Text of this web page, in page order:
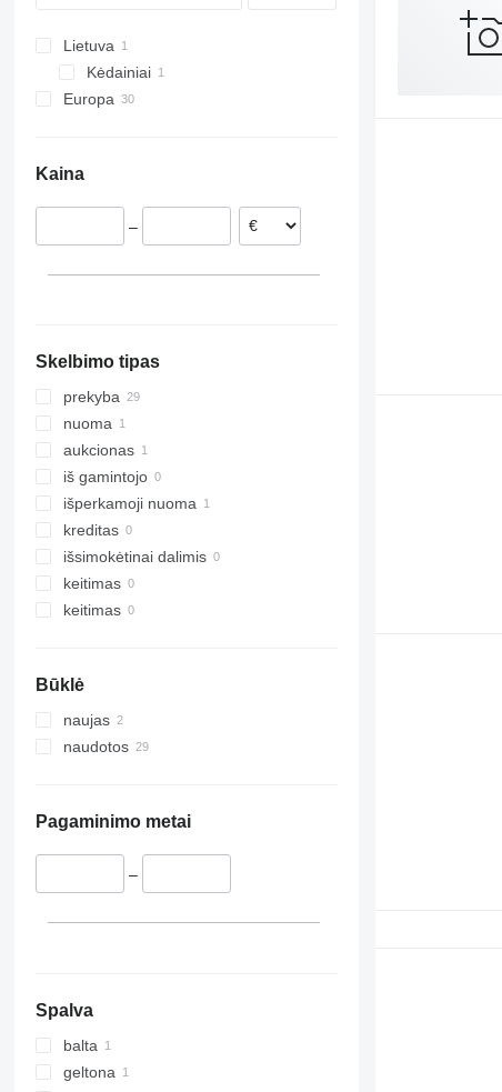
Lietuva
Kėdainiai
Europa
Nyderlandai
Portugalija
Kaina
–
Skelbimo tipas
prekyba
nuoma
aukcionas
iš gamintojo
išperkamoji nuoma
kreditas
išsimokėtinai dalimis
keitimas
keitimas
Būklė
naujas
naudotos
Pagaminimo metai
–
Spalva
balta
geltona